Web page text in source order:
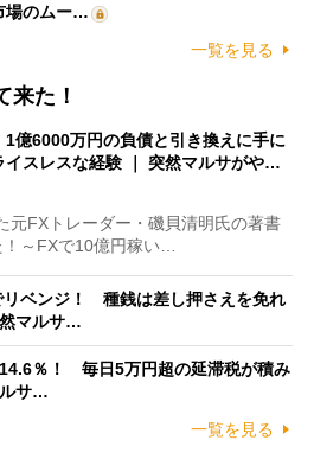
場のムー…
一覧を見る
来た！
1億6000万円の負債と引き換えに手に
イスレスな経験 ｜ 突然マルサがや…
FXトレーダー・磯貝清明氏の著書
！～FXで10億円稼い…
リベンジ！ 種銭は差し押さえを免れ
マルサ…
14.6％！ 毎日5万円超の延滞税が積み
ルサ…
一覧を見る